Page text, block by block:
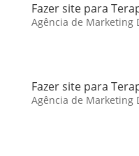
Fazer site para
Agência de Marketing
Fazer site para
Agência de Marketing